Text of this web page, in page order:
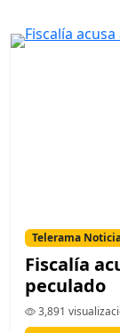
Telerama
Fiscalía
peculado
3,891